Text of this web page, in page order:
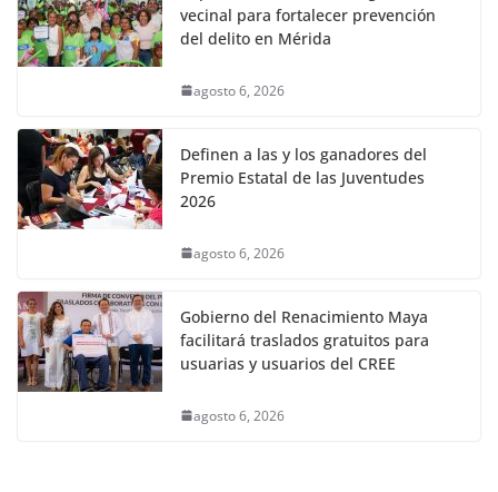
vecinal para fortalecer prevención
del delito en Mérida
agosto 6, 2026
Definen a las y los ganadores del
Premio Estatal de las Juventudes
2026
agosto 6, 2026
Gobierno del Renacimiento Maya
facilitará traslados gratuitos para
usuarias y usuarios del CREE
agosto 6, 2026